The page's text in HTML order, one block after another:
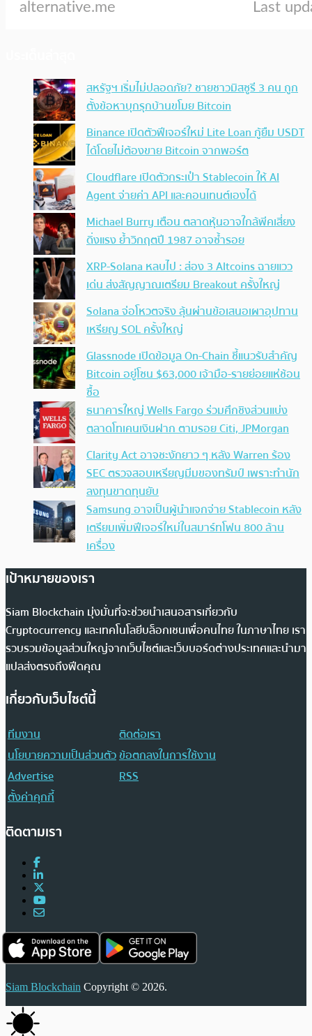
สหรัฐฯ เริ่มไม่ปลอดภัย? ชายชาวมิสซูรี 3 คน ถูก
ตั้งข้อหาบุกรุกบ้านขโมย Bitcoin
Binance เปิดตัวฟีเจอร์ใหม่ Lite Loan กู้ยืม USDT
ได้โดยไม่ต้องขาย Bitcoin จากพอร์ต
Cloudflare เปิดตัวกระเป๋า Stablecoin ให้ AI
Agent จ่ายค่า API และคอนเทนต์เองได้
Michael Burry เตือน ตลาดหุ้นอาจใกล้พีคเสี่ยง
ดิ่งแรง ย้ำวิกฤตปี 1987 อาจซ้ำรอย
XRP-Solana หลบไป : ส่อง 3 Altcoins ฉายแวว
เด่น ส่งสัญญาณเตรียม Breakout ครั้งใหญ่
Solana จ่อโหวตจริง ลุ้นผ่านข้อเสนอเผาอุปทาน
เหรียญ SOL ครั้งใหญ่
Glassnode เปิดข้อมูล On-Chain ชี้แนวรับสำคัญ
Bitcoin อยู่โซน $63,000 เจ้ามือ-รายย่อยแห่ช้อน
ซื้อ
ธนาคารใหญ่ Wells Fargo ร่วมศึกชิงส่วนแบ่ง
ตลาดโทเคนเงินฝาก ตามรอย Citi, JPMorgan
Clarity Act อาจชะงักยาว ๆ หลัง Warren ร้อง
SEC ตรวจสอบเหรียญมีมของทรัมป์ เพราะทำนัก
ลงทุนขาดทุนยับ
Samsung อาจเป็นผู้นำแจกจ่าย Stablecoin หลัง
เตรียมเพิ่มฟีเจอร์ใหม่ในสมาร์ทโฟน 800 ล้าน
เครื่อง
เป้าหมายของเรา
Siam Blockchain มุ่งมั่นที่จะช่วยนำเสนอสารเกี่ยวกับ
Cryptocurrency และเทคโนโลยีบล็อกเชนเพื่อคนไทย ในภาษาไทย เรา
รวบรวมข้อมูลส่วนใหญ่จากเว็บไซต์และเว็บบอร์ดต่างประเทศและนำมา
แปลส่งตรงถึงฟีดคุณ
เกี่ยวกับเว็บไซต์นี้
ทีมงาน
ติดต่อเรา
นโยบายความเป็นส่วนตัวข้อตกลงในการใช้งาน
Advertise
RSS
ตั้งค่าคุกกี้
ติดตามเรา
Siam Blockchain Copyright © 2026.